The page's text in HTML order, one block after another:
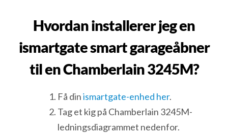
Hvordan installerer jeg en
ismartgate smart garageåbner
til en Chamberlain 3245M?
Få dinismartgate-enhed her.
Tag et kig på Chamberlain 3245M-
ledningsdiagrammet nedenfor.